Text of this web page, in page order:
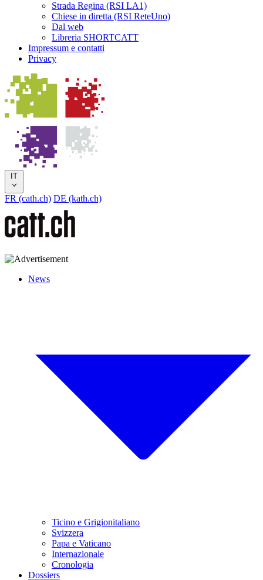
Strada Regina (RSI LA1)
Chiese in diretta (RSI ReteUno)
Dal web
Libreria SHORTCATT
Impressum e contatti
Privacy
IT
FR (cath.ch) DE (kath.ch)
News
Ticino e Grigionitaliano
Svizzera
Papa e Vaticano
Internazionale
Cronologia
Dossiers